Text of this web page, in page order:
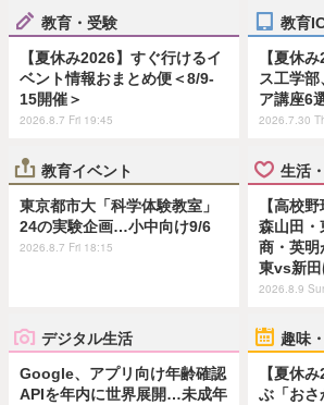
教育・受験
【夏休み2026】すぐ行けるイ
ベント情報おまとめ便＜8/9-
15開催＞
2026.8.7 Fri 19:45
教育
【夏休
ス工学
ア講座6
2026.7.30
教育イベント
東京都市大「科学体験教室」
24の実験企画…小中向け9/6
2026.8.7 Fri 18:15
生活
【高校
森山田・
商・英明
東vs新
2026.8.9
デジタル生活
Google、アプリ向け年齢確認
APIを年内に世界展開…未成年
趣味
【夏休
ぶ「お